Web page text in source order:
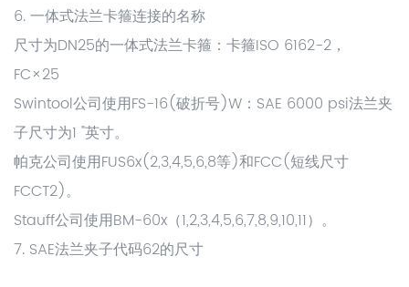
6. 一体式法兰卡箍连接的名称
尺寸为DN25的一体式法兰卡箍：卡箍ISO 6162-2，
FC×25
Swintool公司使用FS-16(破折号)W：SAE 6000 psi法兰夹
子尺寸为1 "英寸。
帕克公司使用FUS6x(2,3,4,5,6,8等)和FCC(短线尺寸
FCCT2)。
Stauff公司使用BM-60x（1,2,3,4,5,6,7,8,9,10,11）。
7. SAE法兰夹子代码62的尺寸